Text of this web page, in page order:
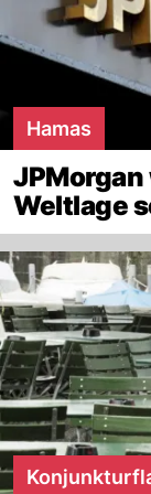
Hamas
Weltlage